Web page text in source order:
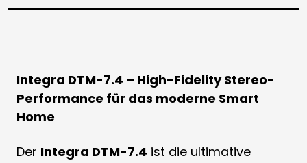
Integra DTM-7.4 – High-Fidelity Stereo-
Performance für das moderne Smart
Home
Der Integra DTM-7.4 ist die ultimative